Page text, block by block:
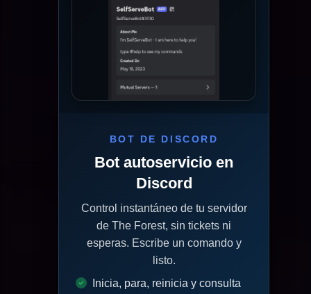
BOT DE DISCORD
Bot autoservicio en
Discord
Control instantáneo de tu servidor
de The Forest, sin tickets ni
esperas. Escribe un comando y
listo.
Inicia, para, reinicia y consulta